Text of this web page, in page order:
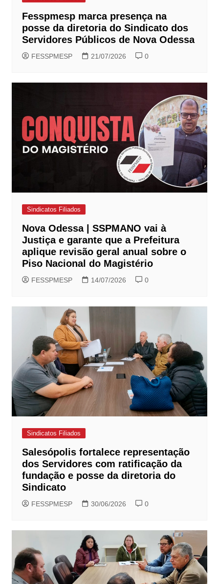
Fesspmesp marca presença na
posse da diretoria do Sindicato dos
Servidores Públicos de Nova Odessa
FESSPMESP 21/07/2026 0
Sindicatos Filiados
Nova Odessa | SSPMANO vai à
Justiça e garante que a Prefeitura
aplique revisão geral anual sobre o
Piso Nacional do Magistério
FESSPMESP 14/07/2026 0
Sindicatos Filiados
Salesópolis fortalece representação
dos Servidores com ratificação da
fundação e posse da diretoria do
Sindicato
FESSPMESP 30/06/2026 0